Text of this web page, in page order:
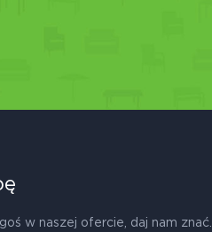
w naszej ofercie, daj nam znać.